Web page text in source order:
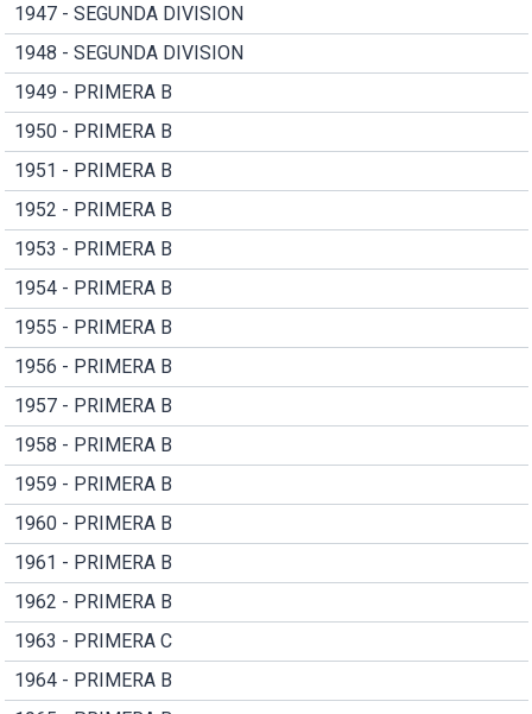
1947 - SEGUNDA DIVISION
1948 - SEGUNDA DIVISION
1949 - PRIMERA B
1950 - PRIMERA B
1951 - PRIMERA B
1952 - PRIMERA B
1953 - PRIMERA B
1954 - PRIMERA B
1955 - PRIMERA B
1956 - PRIMERA B
1957 - PRIMERA B
1958 - PRIMERA B
1959 - PRIMERA B
1960 - PRIMERA B
1961 - PRIMERA B
1962 - PRIMERA B
1963 - PRIMERA C
1964 - PRIMERA B